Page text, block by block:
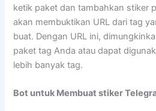
ketik paket dan tambahkan stiker
akan membuktikan URL dari tag
buat. Dengan URL ini,
paket tag Anda atau dapat
lebih banyak tag.
Bot untuk Membuat stiker